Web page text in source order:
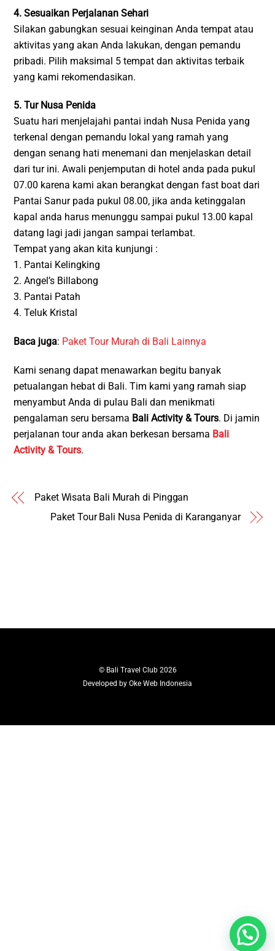
4. Sesuaikan Perjalanan Sehari
Silakan gabungkan sesuai keinginan Anda tempat atau
aktivitas yang akan Anda lakukan, dengan pemandu
pribadi. Pilih maksimal 5 tempat dan aktivitas terbaik
yang kami rekomendasikan.
5. Tur Nusa Penida
Suatu hari menjelajahi pantai indah Nusa Penida yang
terkenal dengan pemandu lokal yang ramah yang
dengan senang hati menemani dan menjelaskan detail
dari tur ini. Awali penjemputan di hotel anda pada pukul
07.00 karena kami akan berangkat dengan fast boat dari
Pantai Sanur pada pukul 08.00, jika anda ketinggalan
kapal anda harus menunggu sampai pukul 13.00 kapal
datang lagi jadi jangan sampai terlambat.
Tempat yang akan kita kunjungi :
1. Pantai Kelingking
2. Angel’s Billabong
3. Pantai Patah
4. Teluk Kristal
Baca juga: Paket Tour Murah di Bali Lainnya
Kami senang dapat menawarkan begitu banyak
petualangan hebat di Bali. Tim kami yang ramah siap
menyambut Anda di pulau Bali dan menikmati
pengalaman seru bersama Bali Activity & Tours. Di jamin
perjalanan tour anda akan berkesan bersama Bali
Activity & Tours.
Paket Wisata Bali Murah di Pinggan
Paket Tour Bali Nusa Penida di Karanganyar
© Bali Travel Club2026
Developed by Oke Web Indonesia